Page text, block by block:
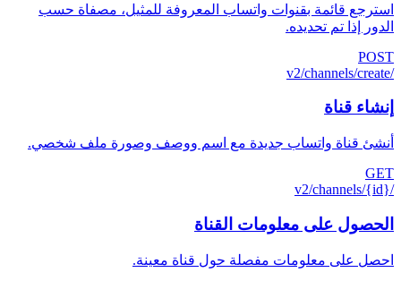
استرجع قائمة بقنوات واتساب المعروفة للمثيل، مصفاة حسب
الدور إذا تم تحديده.
POST
/v2/channels/create
إنشاء قناة
أنشئ قناة واتساب جديدة مع اسم ووصف وصورة ملف شخصي.
GET
/v2/channels/{id}
الحصول على معلومات القناة
احصل على معلومات مفصلة حول قناة معينة.